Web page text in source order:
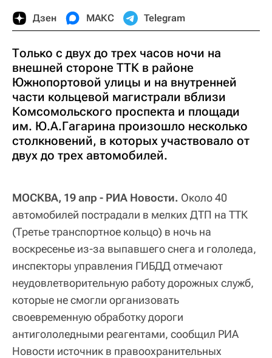
Дзен МАКС Telegram
Только с двух до трех часов ночи на
внешней стороне ТТК в районе
Южнопортовой улицы и на внутренней
части кольцевой магистрали вблизи
Комсомольского проспекта и площади
им. Ю.А.Гагарина произошло несколько
столкновений, в которых участвовало от
двух до трех автомобилей.
МОСКВА, 19 апр - РИА Новости. Около 40
автомобилей пострадали в мелких ДТП на ТТК
(Третье транспортное кольцо) в ночь на
воскресенье из-за выпавшего снега и гололеда,
инспекторы управления ГИБДД отмечают
неудовлетворительную работу дорожных служб,
которые не смогли организовать
своевременную обработку дороги
антигололедными реагентами, сообщил РИА
Новости источник в правоохранительных